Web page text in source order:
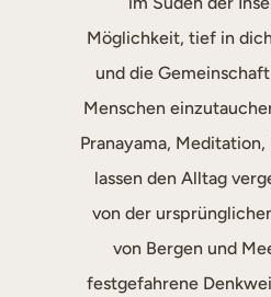
Möglichkeit, tief in
und die
Menschen
Pranayama,
lassen den Alltag
von der
von Bergen und
festgefahrene